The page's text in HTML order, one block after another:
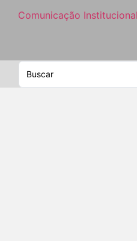
Comunicação Institucional